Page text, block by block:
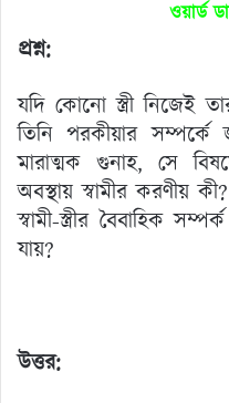
ওয়ার্ড
প্রশ্ন:
যদি কোনো স্ত্রী নিজেই
তিনি পরকীয়ার
মারাত্মক গুনাহ, সে
অবস্থায় স্বামীর করণীয়
স্বামী-স্ত্রীর বৈবাহিক
যায়?
উত্তর: